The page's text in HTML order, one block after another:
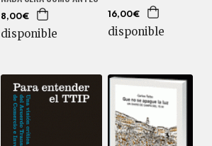
8,00€
disponible
16,00€
disponible